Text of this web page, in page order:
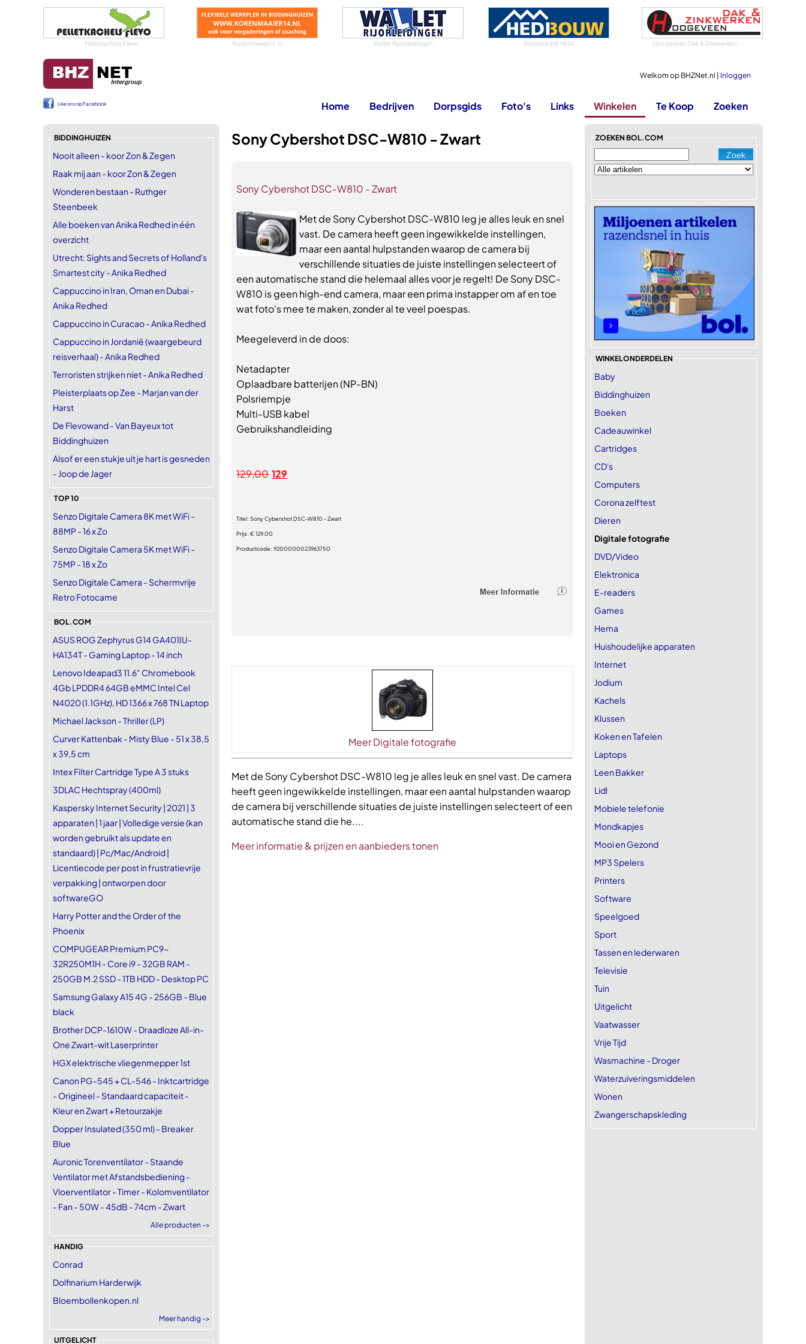
Pelletkachels Flevo Korenmaaier14.nl Wallet Rijopleidingen Bouwbedrijf HEDI Hoogeveen Dak & Zinkwerken
Welkom op BHZNet.nl | Inloggen
Like ons op Facebook Home Bedrijven Dorpsgids Foto's Links Winkelen Te Koop Zoeken
BIDDINGHUIZEN
Nooit alleen - koor Zon & Zegen
Raak mij aan - koor Zon & Zegen
Wonderen bestaan - Ruthger
Steenbeek
Alle boeken van Anika Redhed in één
overzicht
Utrecht: Sights and Secrets of Holland's
Smartest city - Anika Redhed
Cappuccino in Iran, Oman en Dubai -
Anika Redhed
Cappuccino in Curacao - Anika Redhed
Cappuccino in Jordanië (waargebeurd
reisverhaal) - Anika Redhed
Terroristen strijken niet - Anika Redhed
Pleisterplaats op Zee - Marjan van der
Harst
De Flevowand - Van Bayeux tot
Biddinghuizen
Alsof er een stukje uit je hart is gesneden
- Joop de Jager
TOP 10
Senzo Digitale Camera 8K met WiFi -
88MP - 16 x Zo
Senzo Digitale Camera 5K met WiFi -
75MP - 18 x Zo
Senzo Digitale Camera - Schermvrije
Retro Fotocame
BOL.COM
ASUS ROG Zephyrus G14 GA401IU-
HA134T - Gaming Laptop - 14 inch
Lenovo Ideapad3 11.6" Chromebook
4Gb LPDDR4 64GB eMMC Intel Cel
N4020 (1.1GHz), HD 1366 x 768 TN Laptop
Michael Jackson - Thriller (LP)
Curver Kattenbak - Misty Blue - 51 x 38,5
x 39,5 cm
Intex Filter Cartridge Type A 3 stuks
3DLAC Hechtspray (400ml)
Kaspersky Internet Security | 2021 | 3
apparaten | 1 jaar | Volledige versie (kan
worden gebruikt als update en
standaard) | Pc/Mac/Android |
Licentiecode per post in frustratievrije
verpakking | ontworpen door
softwareGO
Harry Potter and the Order of the
Phoenix
COMPUGEAR Premium PC9-
32R250M1H - Core i9 - 32GB RAM -
250GB M.2 SSD - 1TB HDD - Desktop PC
Samsung Galaxy A15 4G - 256GB - Blue
black
Brother DCP-1610W - Draadloze All-in-
One Zwart-wit Laserprinter
HGX elektrische vliegenmepper 1st
Canon PG-545 + CL-546 - Inktcartridge
- Origineel - Standaard capaciteit -
Kleur en Zwart + Retourzakje
Dopper Insulated (350 ml) - Breaker
Blue
Auronic Torenventilator - Staande
Ventilator met Afstandsbediening -
Vloerventilator - Timer - Kolomventilator
- Fan - 50W - 45dB - 74cm - Zwart
Alle producten ->
HANDIG
Conrad
Dolfinarium Harderwijk
Bloembollenkopen.nl
Meer handig ->
UITGELICHT
Sony Cybershot DSC-W810 - Zwart
Sony Cybershot DSC-W810 - Zwart
Met de Sony Cybershot DSC-W810 leg je alles leuk en snel
vast. De camera heeft geen ingewikkelde instellingen,
maar een aantal hulpstanden waarop de camera bij
verschillende situaties de juiste instellingen selecteert of
een automatische stand die helemaal alles voor je regelt! De Sony DSC-
W810 is geen high-end camera, maar een prima instapper om af en toe
wat foto's mee te maken, zonder al te veel poespas.
Meegeleverd in de doos:
Netadapter
Oplaadbare batterijen (NP-BN)
Polsriempje
Multi-USB kabel
Gebruikshandleiding
129,00 129
Titel: Sony Cybershot DSC-W810 - Zwart
Prijs: € 129,00
Productcode: 9200000023963750
Meer Digitale fotografie
Met de Sony Cybershot DSC-W810 leg je alles leuk en snel vast. De camera
heeft geen ingewikkelde instellingen, maar een aantal hulpstanden waarop
de camera bij verschillende situaties de juiste instellingen selecteert of een
automatische stand die he....
Meer informatie & prijzen en aanbieders tonen
ZOEKEN BOL.COM
WINKELONDERDELEN
Baby
Biddinghuizen
Boeken
Cadeauwinkel
Cartridges
CD's
Computers
Corona zelftest
Dieren
Digitale fotografie
DVD/Video
Elektronica
E-readers
Games
Hema
Huishoudelijke apparaten
Internet
Jodium
Kachels
Klussen
Koken en Tafelen
Laptops
Leen Bakker
Lidl
Mobiele telefonie
Mondkapjes
Mooi en Gezond
MP3 Spelers
Printers
Software
Speelgoed
Sport
Tassen en lederwaren
Televisie
Tuin
Uitgelicht
Vaatwasser
Vrije Tijd
Wasmachine - Droger
Waterzuiveringsmiddelen
Wonen
Zwangerschapskleding